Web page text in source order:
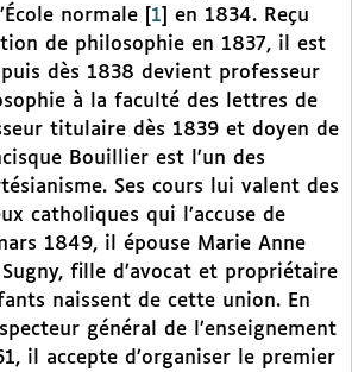
normale
1
en 1834. Reçu
de philosophie en 1837, il est
dès 1838 devient professeur
à la faculté des lettres de
titulaire dès 1839 et doyen de
Bouillier est l’un des
Ses cours lui valent des
catholiques qui l’accuse de
1849, il épouse Marie Anne
Sugny, fille d’avocat et propriétaire
naissent de cette union. En
général de l’enseignement
il accepte d’organiser le premier